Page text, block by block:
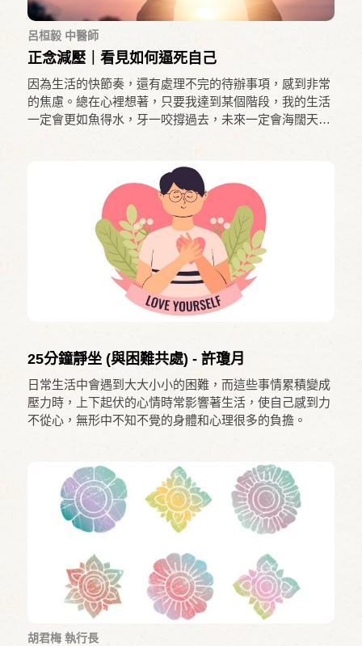
呂桓毅 中醫師
正念減壓｜看見如何逼死自己
因為生活的快節奏，還有處理不完的待辦事項，感到非常
的焦慮。總在心裡想著，只要我達到某個階段，我的生活
一定會更如魚得水，牙一咬撐過去，未來一定會海闊天空
活只剩下責任與義務，每天睜開眼睛，就是不斷地與時間
賽跑，努力完成所有該完成的事項，似乎是生活主宰了
我，而當下的我是如此的疲憊無力。
25分鐘靜坐 (與困難共處) - 許瓊月
日常生活中會遇到大大小小的困難，而這些事情累積變成
壓力時，上下起伏的心情時常影響著生活，使自己感到力
不從心，無形中不知不覺的身體和心理很多的負擔。
胡君梅 執行長